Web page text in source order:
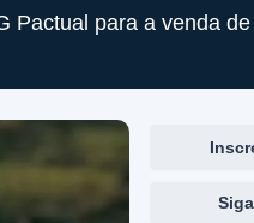
Pactual para a venda